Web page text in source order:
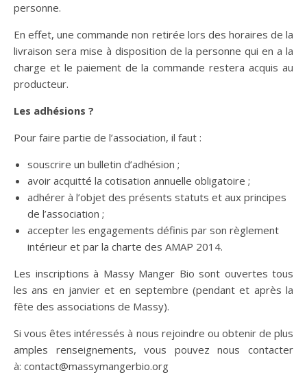
personne.
En effet, une commande non retirée lors des horaires de la
livraison sera mise à disposition de la personne qui en a la
charge et le paiement de la commande restera acquis au
producteur.
Les adhésions ?
Pour faire partie de l’association, il faut :
souscrire un bulletin d’adhésion ;
avoir acquitté la cotisation annuelle obligatoire ;
adhérer à l’objet des présents statuts et aux principes
de l’association ;
accepter les engagements définis par son règlement
intérieur et par la charte des AMAP 2014.
Les inscriptions à Massy Manger Bio sont ouvertes tous
les ans en janvier et en septembre (pendant et après la
fête des associations de Massy).
Si vous êtes intéressés à nous rejoindre ou obtenir de plus
amples renseignements, vous pouvez nous contacter
à: contact@massymangerbio.org